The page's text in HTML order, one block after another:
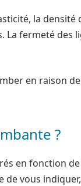
la
La fermeté des
en raison
?
en fonction
de vous